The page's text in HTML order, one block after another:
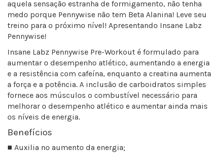
aquela sensação estranha de formigamento, não tenha
medo porque Pennywise não tem Beta Alanina! Leve seu
treino para o próximo nível! Apresentando Insane Labz
Pennywise!
Insane Labz Pennywise Pre-Workout é formulado para
aumentar o desempenho atlético, aumentando a energia
e a resistência com cafeína, enquanto a creatina aumenta
a força e a potência. A inclusão de carboidratos simples
fornece aos músculos o combustível necessário para
melhorar o desempenho atlético e aumentar ainda mais
os níveis de energia.
Benefícios
■ Auxilia no aumento da energia;